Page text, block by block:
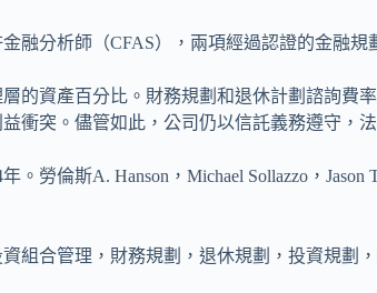
融分析師（CFAS），兩項經過認證的金融規
的資產百分比。財務規劃和退休計劃諮詢費
衝突。儘管如此，公司仍以信託義務遵守，
。勞倫斯A. Hanson，Michael Sollazzo，Jason
組合管理，財務規劃，退休規劃，投資規劃